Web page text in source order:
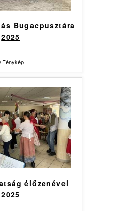
Bugacpusztára
2025
Fénykép
élőzenével
2025